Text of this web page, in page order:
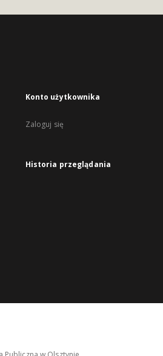
Konto użytkownika
Zaloguj się
Historia przeglądania